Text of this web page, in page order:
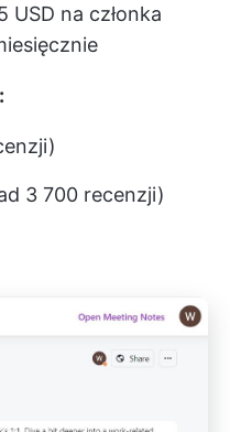
USD na członka
3 700 recenzji)